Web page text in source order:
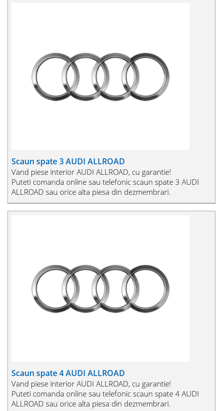
Scaun spate 3 AUDI ALLROAD
Vand piese interior AUDI ALLROAD, cu garantie!
Puteti comanda online sau telefonic scaun spate 3 AUDI
ALLROAD sau orice alta piesa din dezmembrari.
Scaun spate 4 AUDI ALLROAD
Vand piese interior AUDI ALLROAD, cu garantie!
Puteti comanda online sau telefonic scaun spate 4 AUDI
ALLROAD sau orice alta piesa din dezmembrari.